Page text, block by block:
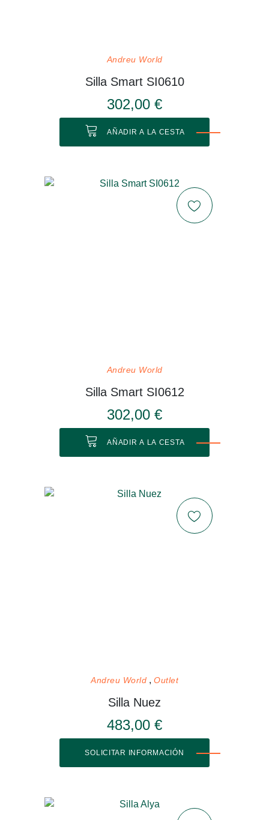
Andreu World
Silla Smart SI0610
302,00 €
AÑADIR A LA CESTA
Andreu World
Silla Smart SI0612
302,00 €
AÑADIR A LA CESTA
Andreu World Outlet
Silla Nuez
483,00 €
SOLICITAR INFORMACIÓN